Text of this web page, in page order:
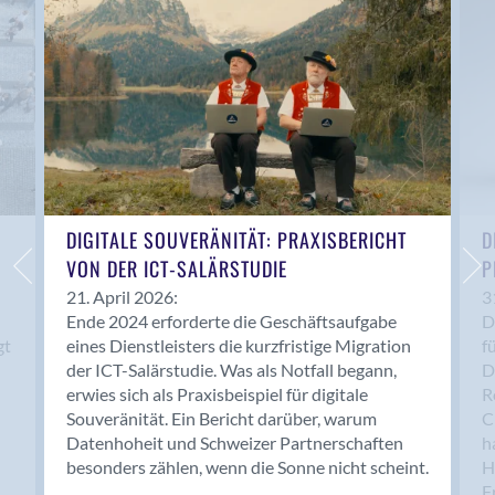
Anwil
Appenzell
Au SG
Baar
Baden
Balsthal
Balzers
Basel
Bassersdorf
Belp
Bendern
Benken (SG)
Bergdietikon
Berlin
Bern
Bern - Liebefeld
DIGITALE SOUVERÄNITÄT: PRAXISBERICHT
VON DER ICT-SALÄRSTUDIE
21. April 2026:
Ende 2024 erforderte die Geschäftsaufgabe
eines Dienstleisters die kurzfristige Migration
der ICT-Salärstudie. Was als Notfall begann,
erwies sich als Praxisbeispiel für digitale
Souveränität. Ein Bericht darüber, warum
Datenhoheit und Schweizer Partnerschaften
besonders zählen, wenn die Sonne nicht scheint.